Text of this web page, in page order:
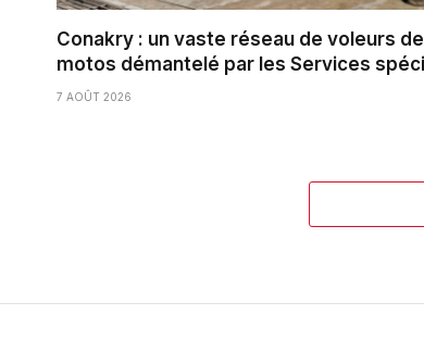
Conakry : un vaste réseau de voleurs de
motos démantelé par les Services
7 AOÛT 2026